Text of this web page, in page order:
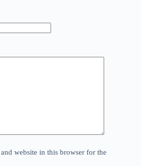
website in this browser for the